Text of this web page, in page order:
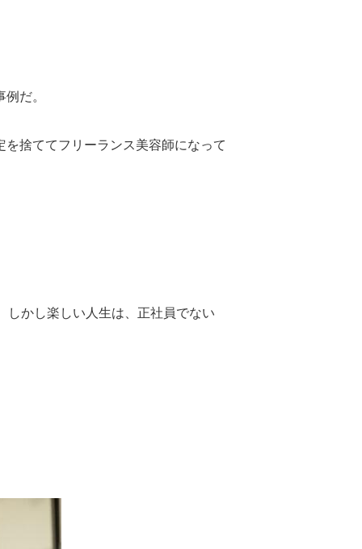
だ。
捨ててフリーランス美容師になって
かし楽しい人生は、正社員でない